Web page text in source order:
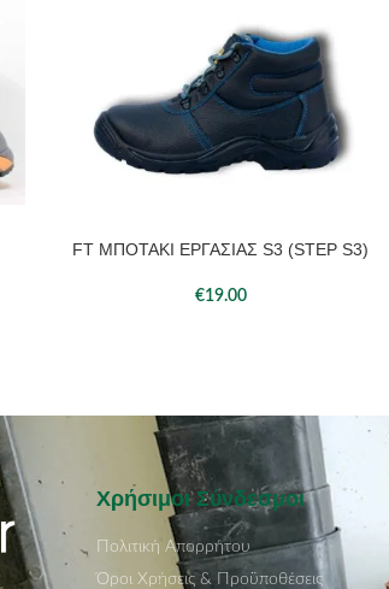
FT ΜΠΟΤΑΚΙ ΕΡΓΑΣΙΑΣ S3 (STEP S3)
€19.00
Χρήσιμοι Σύνδεσμοι
Πολιτική Απορρήτου
Όροι Χρήσεις & Προϋποθέσεις